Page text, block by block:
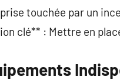
touchée par un
clé** : Mettre en